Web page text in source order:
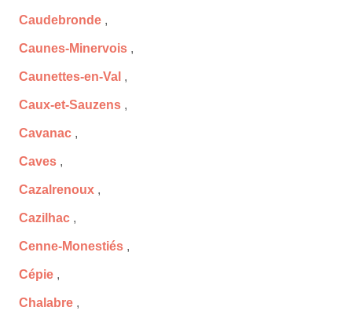
Caudebronde ,
Caunes-Minervois ,
Caunettes-en-Val ,
Caux-et-Sauzens ,
Cavanac ,
Caves ,
Cazalrenoux ,
Cazilhac ,
Cenne-Monestiés ,
Cépie ,
Chalabre ,